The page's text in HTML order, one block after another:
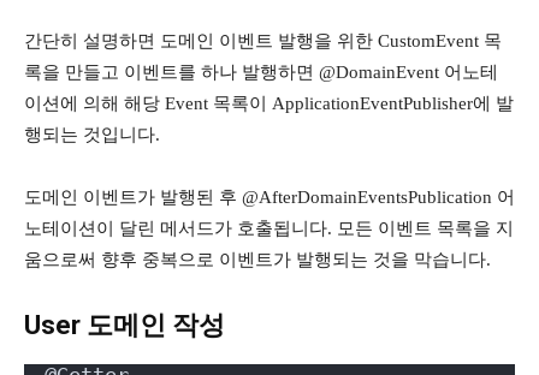
간단히 설명하면 도메인 이벤트 발행을 위한 CustomEvent 목
록을 만들고 이벤트를 하나 발행하면 @DomainEvent 어노테
이션에 의해 해당 Event 목록이 ApplicationEventPublisher에 발
행되는 것입니다.
도메인 이벤트가 발행된 후 @AfterDomainEventsPublication 어
노테이션이 달린 메서드가 호출됩니다. 모든 이벤트 목록을 지
움으로써 향후 중복으로 이벤트가 발행되는 것을 막습니다.
User 도메인 작성